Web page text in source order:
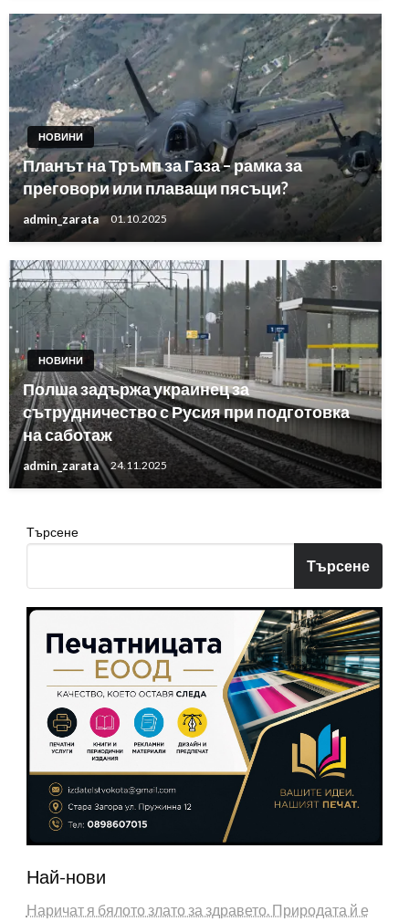
НОВИНИ
Планът на Тръмп за Газа – рамка за
преговори или плаващи пясъци?
admin_zarata 01.10.2025
НОВИНИ
Полша задържа украинец за
сътрудничество с Русия при подготовка
на саботаж
admin_zarata 24.11.2025
Търсене
Търсене
Най-нови
Наричат я бялото злато за здравето. Природата й е